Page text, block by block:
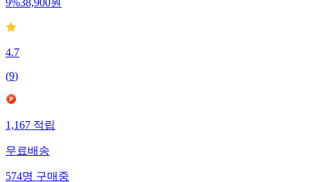
9%38,900원
4.7
(9)
1,167적립
무료배송